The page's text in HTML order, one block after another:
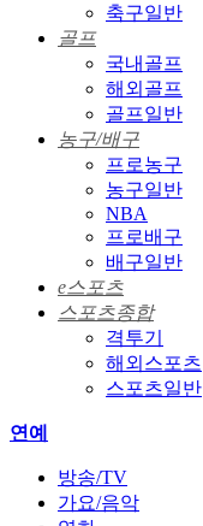
축구일반
골프
국내골프
해외골프
골프일반
농구/배구
프로농구
농구일반
NBA
프로배구
배구일반
e스포츠
스포츠종합
격투기
해외스포츠
스포츠일반
연예
방송/TV
가요/음악